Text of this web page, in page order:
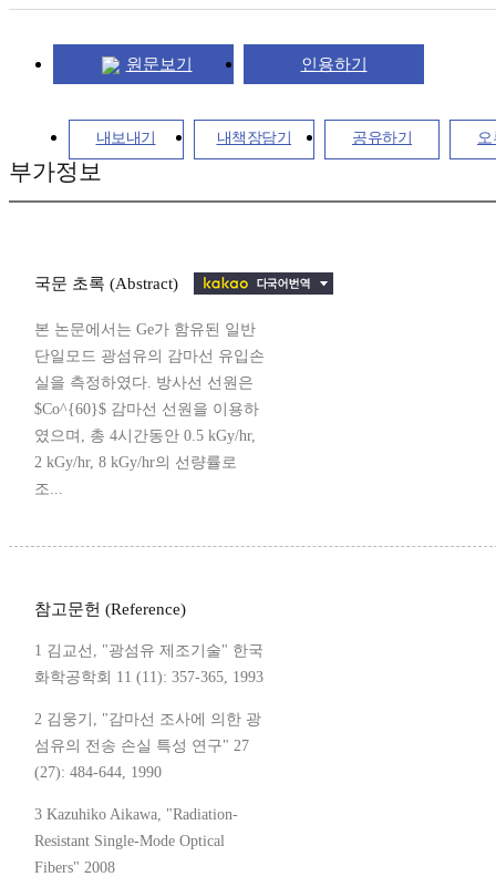
원문보기 인용하기
내보내기 내책장담기 공유하기 오
부가정보
국문 초록 (Abstract)
본 논문에서는 Ge가 함유된 일반
단일모드 광섬유의 감마선 유입손
실을 측정하였다. 방사선 선원은
$Co^{60}$ 감마선 선원을 이용하
였으며, 총 4시간동안 0.5 kGy/hr,
2 kGy/hr, 8 kGy/hr의 선량률로
조...
참고문헌 (Reference)
1 김교선, "광섬유 제조기술" 한국
화학공학회 11 (11): 357-365, 1993
2 김웅기, "감마선 조사에 의한 광
섬유의 전송 손실 특성 연구" 27
(27): 484-644, 1990
3 Kazuhiko Aikawa, "Radiation-
Resistant Single-Mode Optical
Fibers" 2008